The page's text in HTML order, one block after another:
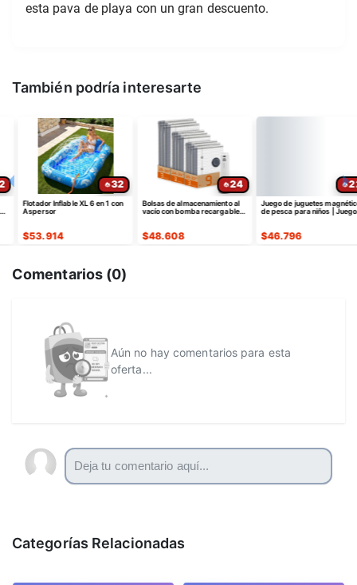
esta pava de playa con un gran descuento.
También podría interesarte
24
Bolsas de almacenamiento al
vacío con bomba recargable
48.608
22
Juego de juguetes magnéticos
de pesca para niños | Juego
46.796
46
Juego de juguetes de fiesta en
la piscina, juego flotante
35.605
Comentarios (0)
Aún no hay comentarios para esta
oferta...
Categorías Relacionadas